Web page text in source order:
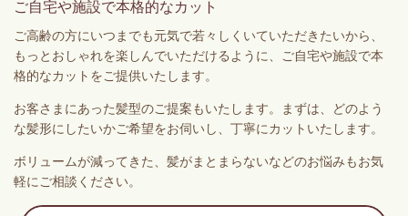
ご自宅や施設で本格的なカット
ご高齢の方にいつまでも元気で若々しくいていただきたいから、
もっとおしゃれを楽しんでいただけるように、ご自宅や施設で本
格的なカットをご提供いたします。
お客さまにあった髪型のご提案もいたします。
まずは、どのよう
な髪形にしたいかご希望をお伺いし、丁寧にカットいたします。
ボリュームが減ってきた、髪がまとまらないなどのお悩みもお気
軽にご相談ください。